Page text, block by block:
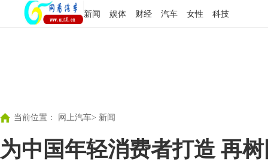
新闻 娱体 财经 汽车 女性 科技
当前位置： 网上汽车> 新闻
为中国年轻消费者打造 再